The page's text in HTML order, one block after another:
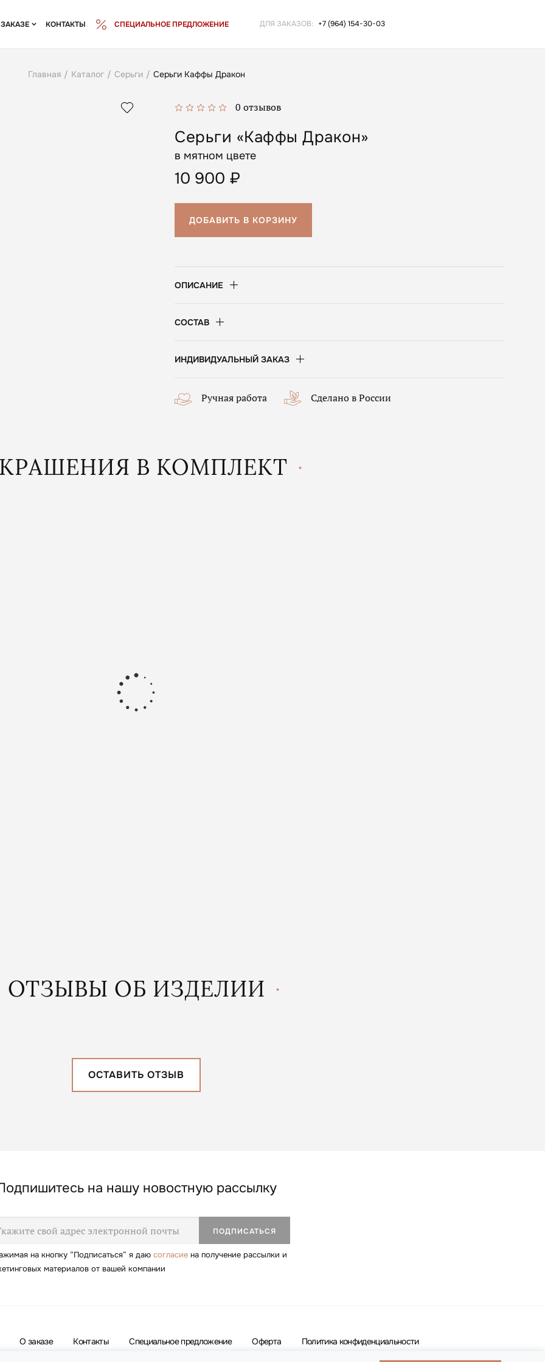
КОНТАКТЫ СПЕЦИАЛЬНОЕ ПРЕДЛОЖЕНИЕ ДЛЯ ЗАКАЗОВ: +7 (964) 154-30-03
Главная / Каталог / Серьги / Серьги Каффы Дракон
0 отзывов
Серьги «Каффы Дракон»
в мятном цвете
10 900 ₽
ДОБАВИТЬ В КОРЗИНУ
ОПИСАНИЕ
СОСТАВ
ИНДИВИДУАЛЬНЫЙ ЗАКАЗ
Ручная работа Сделано в России
В КОМПЛЕКТ
ОТЗЫВЫ ОБ ИЗДЕЛИИ
ОСТАВИТЬ ОТЗЫВ
на нашу новостную рассылку
на кнопку ”Подписаться” я даю согласиена получение рассылки и
материалов от вашей компании
О заказе Контакты Специальное предложение Оферта Политика конфиденциальности